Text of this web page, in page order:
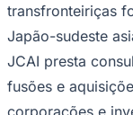
transfronteiriças
Japão-sudeste
JCAI presta
fusões e
corporações e